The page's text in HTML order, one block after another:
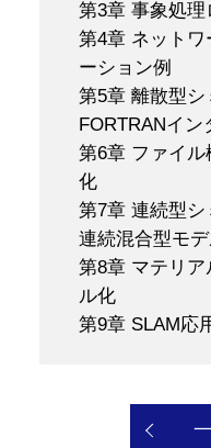
第3章 事象処
第4章 ネットワ
ーション例
第5章 離散型
FORTRANイン
第6章 ファイ
化
第7章 連続型
連続混合型モ
第8章 マテリア
ル化
第9章 SLAM応